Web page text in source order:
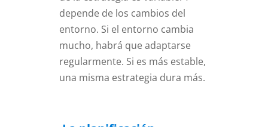
depende de los cambios del
entorno. Si el entorno cambia
mucho, habrá que adaptarse
regularmente. Si es más estable,
una misma estrategia dura más.